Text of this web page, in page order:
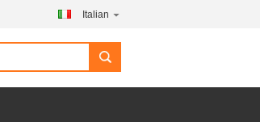
Italian
search